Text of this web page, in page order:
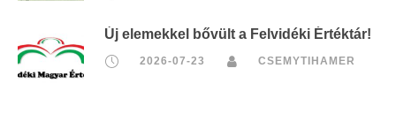
Új elemekkel bővült a Felvidéki Értéktár!
2026-07-23 CSEMYTIHAMER